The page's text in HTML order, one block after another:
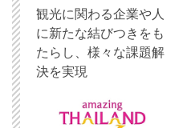
観光に関わる企業や人
に新たな結びつきをも
たらし、様々な課題解
決を実現